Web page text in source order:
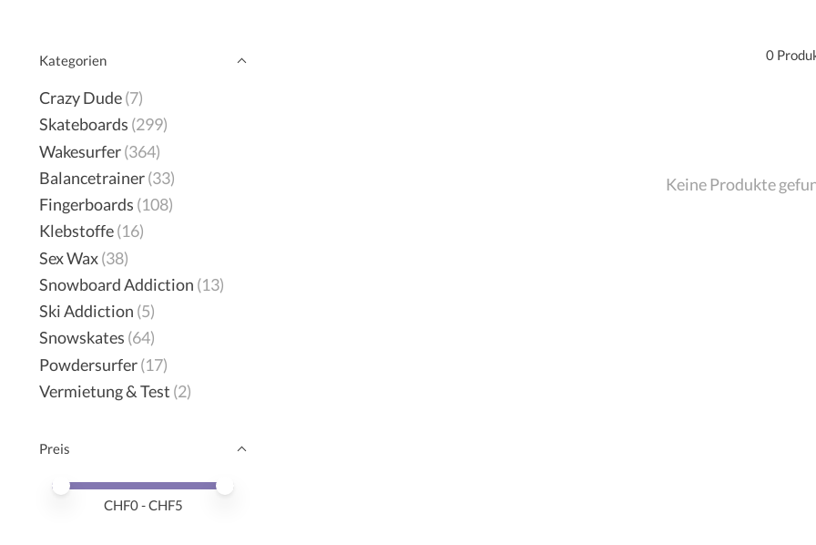
Kategorien
Crazy Dude(7)
Skateboards (299)
Wakesurfer(364)
Balancetrainer(33)
Fingerboards (108)
Klebstoffe(16)
Sex Wax(38)
Snowboard Addiction (13)
Ski Addiction (5)
Snowskates (64)
Powdersurfer(17)
Vermietung & Test (2)
Preis
Preis – Mindestwert
Price maximum value
CHF0- CHF5
0
Keine Produkte